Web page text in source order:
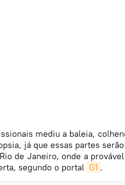
mediu a baleia,
já que essas partes
de Janeiro, onde a provável
segundo o portal G1 .